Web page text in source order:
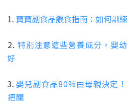
1. 寶寶副食品餵食指南：如何訓
2. 特別注意這些營養成分，嬰
好
3. 嬰兒副食品80%由母親決定
把關